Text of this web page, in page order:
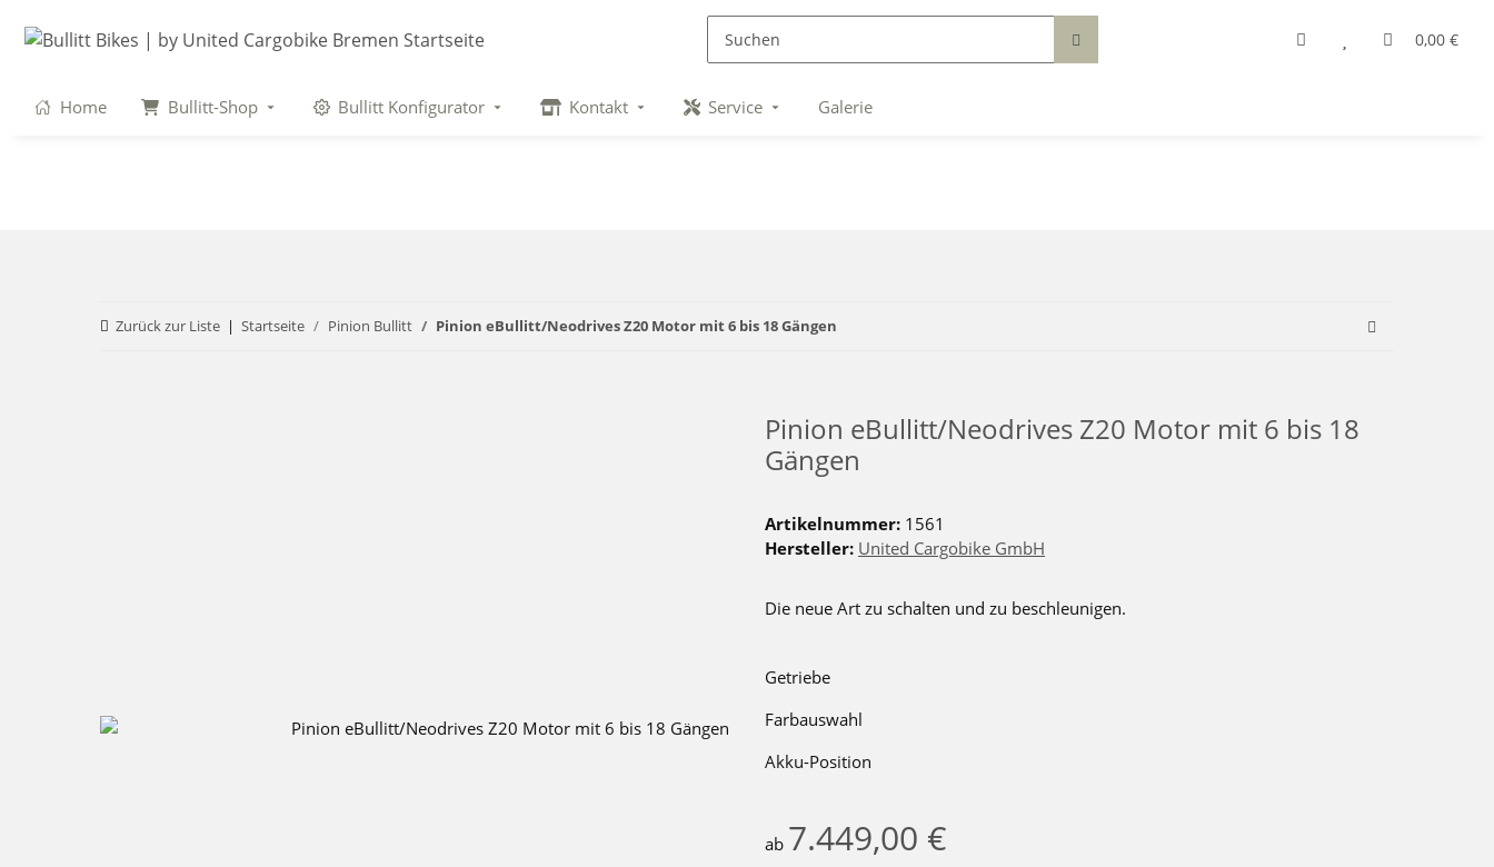
0,00 €
Home Bullitt-Shop Bullitt Konfigurator Kontakt Service Galerie
Zurück zur Liste Startseite Pinion Bullitt Pinion eBullitt/Neodrives Z20 Motor mit 6 bis 18 Gängen
Pinion eBullitt/Neodrives Z20 Motor mit 6 bis 18
Gängen
Artikelnummer: 1561
Hersteller: United Cargobike GmbH
Die neue Art zu schalten und zu beschleunigen.
Getriebe
Farbauswahl
Akku-Position
ab 7.449,00 €